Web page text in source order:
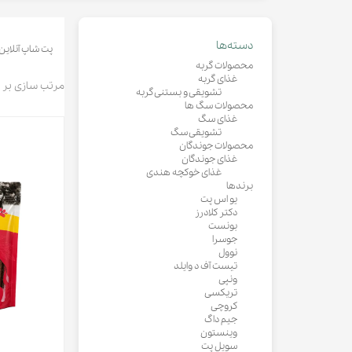
لباس و
دسته‌ها
محصولات گربه
غذای گربه
تشویقی و بستنی گربه
محصولات سگ ها
غذای سگ
تشویقی سگ
محصولات جوندگان
غذای جوندگان
غذای خوکچه هندی
برندها
یو اس پت
دکتر کلادرز
بونست
جوسرا
نوول
تیست آف د وایلد
ونپی
تریکسی
کروچی
جیم داگ
وینستون
سویل پت
پت شاپ
مرتب سازی